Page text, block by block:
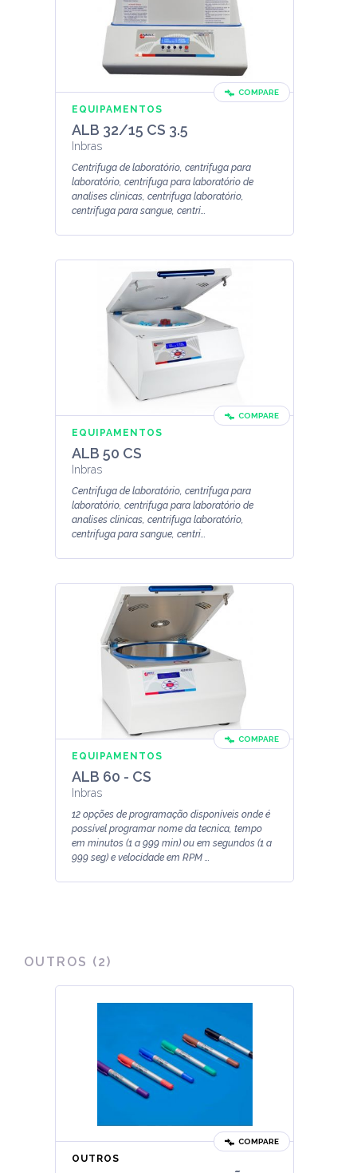
COMPARE
EQUIPAMENTOS
ALB 32/15 CS 3.5
Inbras
Centrifuga de laboratório, centrifuga para
laboratório, centrifuga para laboratório de
analises clinicas, centrifuga laboratório,
centrifuga para sangue, centri...
COMPARE
EQUIPAMENTOS
ALB 50 CS
Inbras
Centrifuga de laboratório, centrifuga para
laboratório, centrifuga para laboratório de
analises clinicas, centrifuga laboratório,
centrifuga para sangue, centri...
COMPARE
EQUIPAMENTOS
ALB 60 - CS
Inbras
12 opções de programação disponíveis onde é
possível programar nome da tecnica, tempo
em minutos (1 a 999 min) ou em segundos (1 a
999 seg) e velocidade em RPM ...
OUTROS (2)
COMPARE
OUTROS